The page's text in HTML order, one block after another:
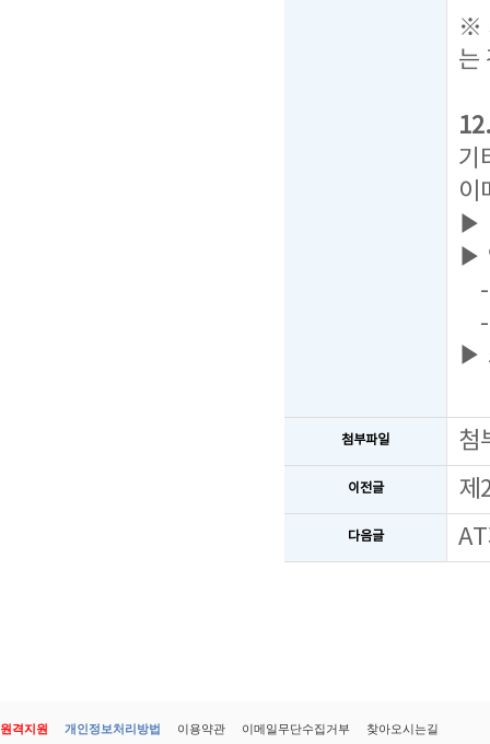
※
는
기
이
▶
▶
-
-
▶
첨부파일 첨
이전글 제
다음글
원격지원 개인정보처리방법 이용약관 이메일무단수집거부 찾아오시는길